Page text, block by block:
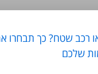
רכב שטח? כך תבחרו
שלכם